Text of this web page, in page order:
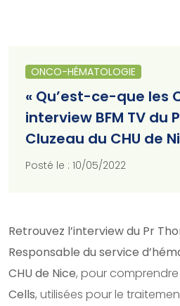
ONCO-HÉMATOLOGIE
« Qu’est-ce-que les
interview BFM TV du
Cluzeau du CHU de
Posté le : 10/05/2022
Retrouvez l’interview du Pr
Responsable du service
CHU de Nice, pour
Cells, utilisées pour le